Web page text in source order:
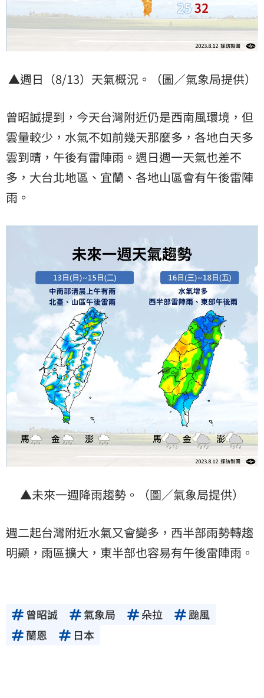
▲週日（8/13）天氣概況。（圖／氣象局提供）
曾昭誠提到，今天台灣附近仍是西南風環境，但
雲量較少，水氣不如前幾天那麼多，各地白天多
雲到晴，午後有雷陣雨。週日週一天氣也差不
多，大台北地區、宜蘭、各地山區會有午後雷陣
雨。
▲未來一週降雨趨勢。（圖／氣象局提供）
週二起台灣附近水氣又會變多，西半部雨勢轉趨
明顯，雨區擴大，東半部也容易有午後雷陣雨。
曾昭誠 氣象局 朵拉
颱風
蘭恩
日本